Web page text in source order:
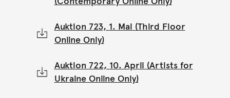
Auktion 723, 1. Mai (Third Floor
Online Only)
Auktion 722, 10. April (Artists for
Ukraine Online Only)